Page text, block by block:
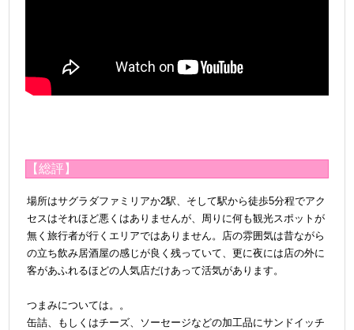
【総評】
場所はサグラダファミリアか2駅、そして駅から徒歩5分程でアク
セスはそれほど悪くはありませんが、周りに何も観光スポットが
無く旅行者が行くエリアではありません。店の雰囲気は昔ながら
の立ち飲み居酒屋の感じが良く残っていて、更に夜には店の外に
客があふれるほどの人気店だけあって活気があります。
つまみについては。。
缶詰、もしくはチーズ、ソーセージなどの加工品にサンドイッチ